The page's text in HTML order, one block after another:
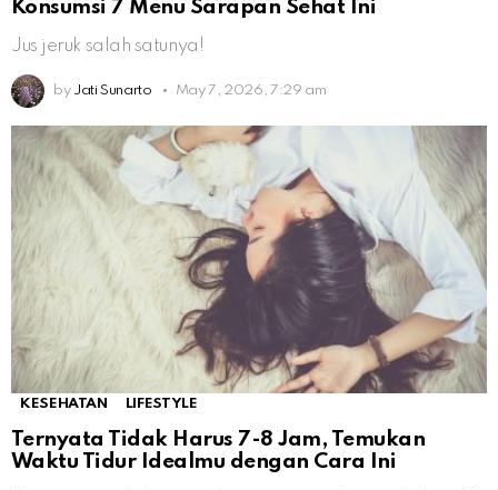
Konsumsi 7 Menu Sarapan Sehat Ini
Jus jeruk salah satunya!
by Jati Sunarto May 7, 2026, 7:29 am
KESEHATAN LIFESTYLE
Ternyata Tidak Harus 7-8 Jam, Temukan
Waktu Tidur Idealmu dengan Cara Ini